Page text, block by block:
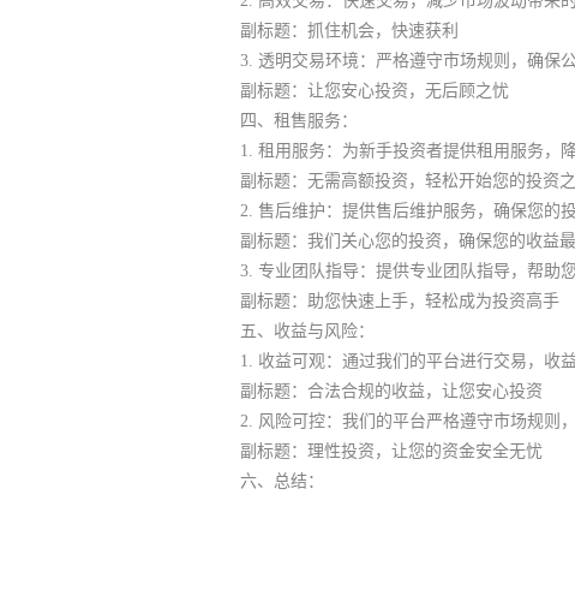
副标题：抓住机会，快速获利
3. 透明交易环境：严格遵守市场规则，确保
副标题：让您安心投资，无后顾之忧
四、租售服务：
1. 租用服务：为新手投资者提供租用服务，
副标题：无需高额投资，轻松开始您的投资
2. 售后维护：提供售后维护服务，确保您的
副标题：我们关心您的投资，确保您的收益
3. 专业团队指导：提供专业团队指导，帮助
副标题：助您快速上手，轻松成为投资高手
五、收益与风险：
1. 收益可观：通过我们的平台进行交易，收
副标题：合法合规的收益，让您安心投资
2. 风险可控：我们的平台严格遵守市场规则
副标题：理性投资，让您的资金安全无忧
六、总结：